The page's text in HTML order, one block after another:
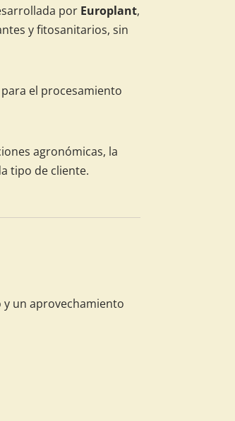
por Europlant,
y fitosanitarios, sin
el procesamiento
agronómicas, la
tipo de cliente.
un aprovechamiento